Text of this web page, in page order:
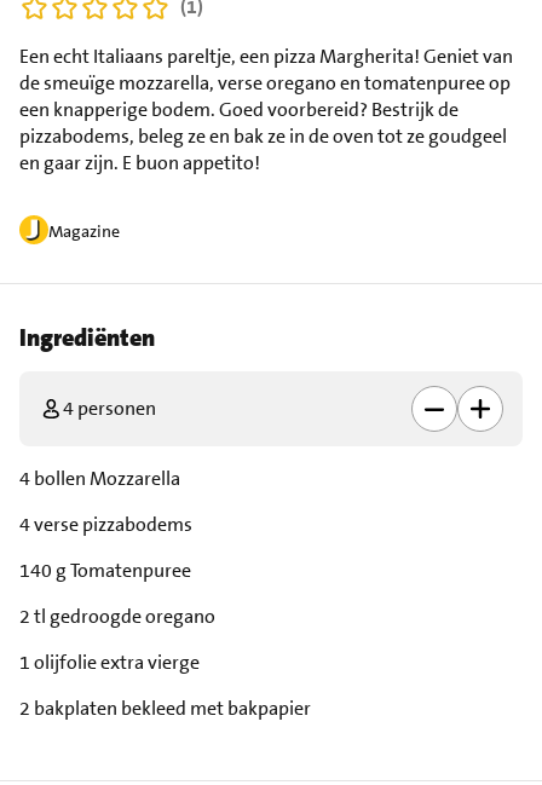
Magazine
Een echt Italiaans pareltje, een pizza Margherita! Geniet van
de smeuïge mozzarella, verse oregano en tomatenpuree op
een knapperige bodem. Goed voorbereid? Bestrijk de
pizzabodems, beleg ze en bak ze in de oven tot ze goudgeel
en gaar zijn. E buon appetito!
(1)
Ingrediënten
4 personen
4 bollen Mozzarella
4 verse pizzabodems
140 g Tomatenpuree
2 tl gedroogde oregano
1 olijfolie extra vierge
2 bakplaten bekleed met bakpapier